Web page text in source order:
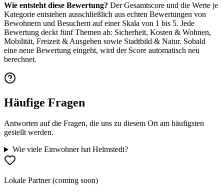
Wie entsteht diese Bewertung? Der Gesamtscore und die Werte je
Kategorie entstehen ausschließlich aus echten Bewertungen von
Bewohnern und Besuchern auf einer Skala von 1 bis 5. Jede
Bewertung deckt fünf Themen ab: Sicherheit, Kosten & Wohnen,
Mobilität, Freizeit & Ausgehen sowie Stadtbild & Natur. Sobald
eine neue Bewertung eingeht, wird der Score automatisch neu
berechnet.
Häufige Fragen
Antworten auf die Fragen, die uns zu diesem Ort am häufigsten
gestellt werden.
Wie viele Einwohner hat Helmstedt?
Lokale Partner (coming soon)